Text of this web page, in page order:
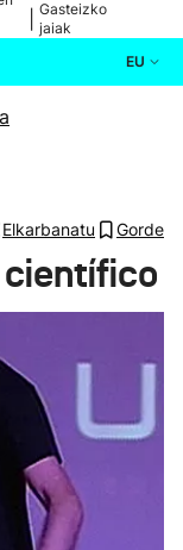
Gasteizko
jaiak
EU
Elkarbanatu Gorde
científico